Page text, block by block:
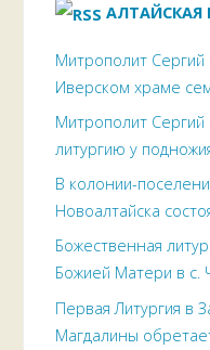
Митрополит Сергий
Иверском храме
Митрополит
литургию у
В колонии-
Новоалтайска
Божественная
Божией Матери в с.
Первая Литургия в
Магдалины